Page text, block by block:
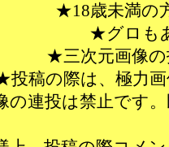
★18歳未満の
★グロも
★三次元画像
投稿の際は、極力
の連投は禁止です